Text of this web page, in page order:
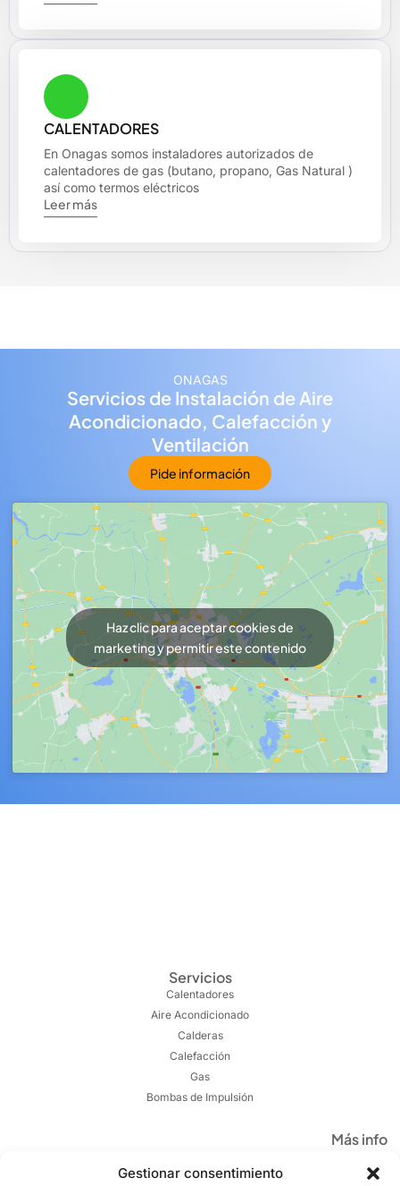
Gestionar consentimiento
CALENTADORES
En Onagas somos instaladores autorizados de
calentadores de gas (butano, propano, Gas Natural )
así como termos eléctricos
Leer más
ONAGAS
Servicios de Instalación de Aire
Acondicionado, Calefacción y
Ventilación
Pide información
Haz clic para aceptar cookies de
marketing y permitir este contenido
Servicios
Calentadores
Aire Acondicionado
Calderas
Calefacción
Gas
Bombas de Impulsión
Más info
Trabajos